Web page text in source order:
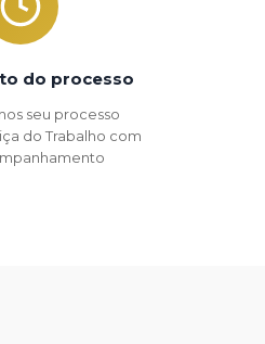
do processo
seu processo
do Trabalho com